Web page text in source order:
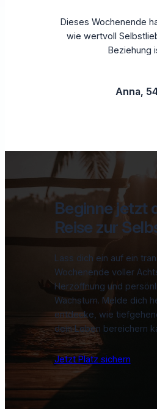
Dieses Wochenende
wie wertvoll
Beziehung
Anna,
Beginne jetzt
Reise zur
Lass dich ein auf ein
Wochenende voller
Herzöffnung und
Wachstum. Melde dich
entdecke, wie
dein Leben bereichern
Jetzt Platz sichern